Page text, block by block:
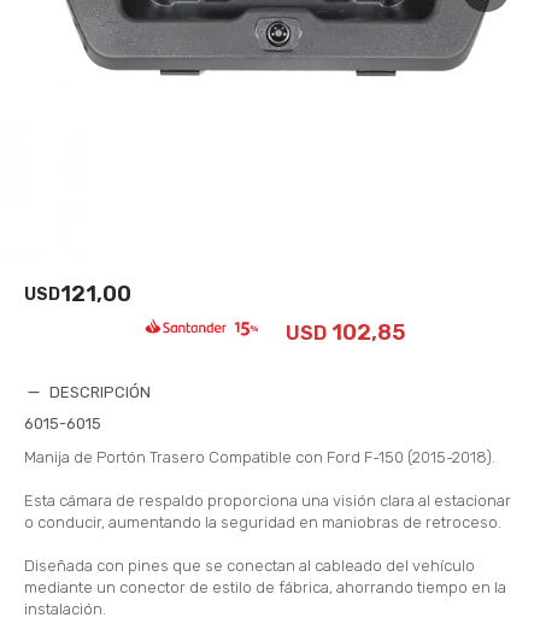
USD121,00
USD 102,85
DESCRIPCIÓN
6015-6015
Manija de Portón Trasero Compatible con Ford F-150 (2015-2018).
Esta cámara de respaldo proporciona una visión clara al estacionar
o conducir, aumentando la seguridad en maniobras de retroceso.
Diseñada con pines que se conectan al cableado del vehículo
mediante un conector de estilo de fábrica, ahorrando tiempo en la
instalación.